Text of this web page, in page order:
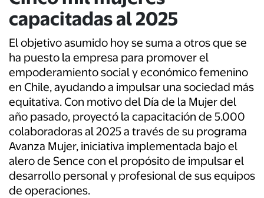
capacitadas al 2025
El objetivo asumido hoy se suma a otros que se
ha puesto la empresa para promover el
empoderamiento social y económico femenino
en Chile, ayudando a impulsar una sociedad más
equitativa. Con motivo del Día de la Mujer del
año pasado, proyectó la capacitación de 5.000
colaboradoras al 2025 a través de su programa
Avanza Mujer, iniciativa implementada bajo el
alero de Sence con el propósito de impulsar el
desarrollo personal y profesional de sus equipos
de operaciones.